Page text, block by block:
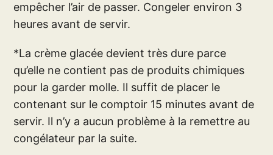
empêcher l’air de passer. Congeler environ 3
heures avant de servir.
*La crème glacée devient très dure parce
qu’elle ne contient pas de produits chimiques
pour la garder molle. Il suffit de placer le
contenant sur le comptoir 15 minutes avant de
servir. Il n’y a aucun problème à la remettre au
congélateur par la suite.